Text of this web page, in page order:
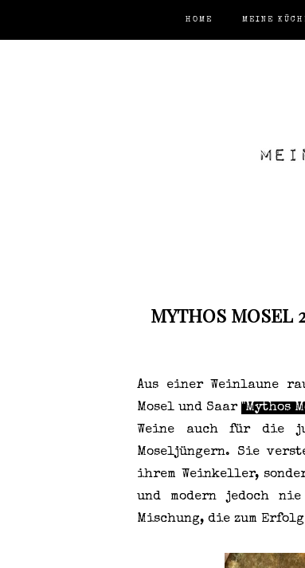
HOME MEINE
MYTHOS MOSEL
Aus einer Weinlaune
Mosel und Saar "Mythos
Weine auch für die
Moseljüngern. Sie
ihrem Weinkeller,
und modern jedoch
Mischung, die zum